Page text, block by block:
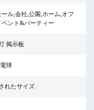
ル,会社,公園,ホーム,オフ
ベント&パーティー
掲示板
球
れたサイズ